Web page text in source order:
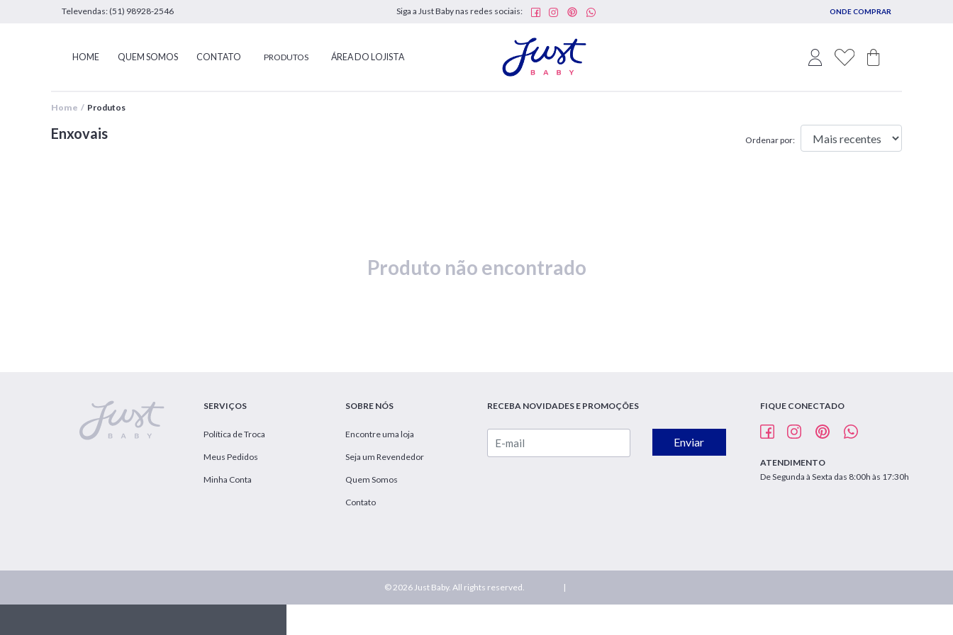
Televendas: (51) 98928-2546 Siga a Just Baby nas redes sociais: ONDE COMPRAR
HOME QUEM SOMOS CONTATO PRODUTOS ÁREA DO LOJISTA
Home / Produtos
Enxovais Ordenar por:
Produto não encontrado
SERVIÇOS
Política de Troca
Meus Pedidos
Minha Conta
SOBRE NÓS
Encontre uma loja
Seja um Revendedor
Quem Somos
Contato
RECEBA NOVIDADES E PROMOÇÕES
Enviar
FIQUE CONECTADO
ATENDIMENTO
De Segunda à Sexta das 8:00h às 17:30h
© 2026 Just Baby. All rights reserved. |